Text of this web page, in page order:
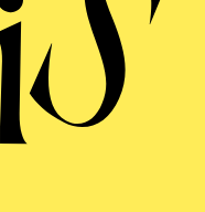
am Theater
Auftritten zählen
Siviglia Carmen
Das schlaue Füchslein
Pasquale
Mezzosopranistin
Jun an der Seoul